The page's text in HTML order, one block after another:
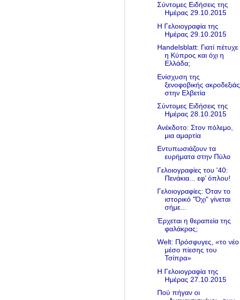
Σύντομες Ειδήσεις της
Ημέρας 29.10.2015
Η Γελοιογραφία της
Ημέρας 29.10.2015
Handelsblatt: Γιατί πέτυχε
η Κύπρος και όχι η
Ελλάδα;
Ενίσχυση της
ξενοφοβικής ακροδεξιάς
στην Ελβετία
Σύντομες Ειδήσεις της
Ημέρας 28.10.2015
Ανέκδοτο: Στον πόλεμο,
μια αμαρτία
Εντυπωσιάζουν τα
ευρήματα στην Πύλο
Γελοιογραφίες του '40:
Πενάκια... εφ’ όπλου!
Γελοιογραφίες: Όταν το
ιστορικό "Όχι" γίνεται
σήμε...
Έρχεται η θεραπεία της
φαλάκρας;
Welt: Πρόσφυγες, «το νέο
μέσο πίεσης του
Τσίπρα»
Η Γελοιογραφία της
Ημέρας 27.10.2015
Πού πήγαν οι